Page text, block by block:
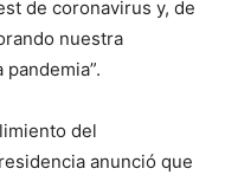
de coronavirus y, de
nuestra
del
anunció que